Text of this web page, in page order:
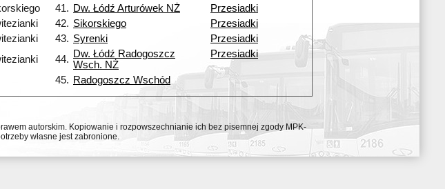
41. Dw. Łódź Arturówek NŻ
Przesiadki
42. Sikorskiego
Przesiadki
43. Syrenki
Przesiadki
44. Dw. Łódź Radogoszcz
Wsch. NŻ
Przesiadki
45. Radogoszcz Wschód
autorskim. Kopiowanie i rozpowszechnianie ich bez pisemnej zgody MPK-
własne jest zabronione.